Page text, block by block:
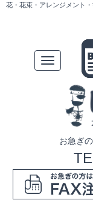
花・花束・アレンジメント
Toggle
navigation
お急ぎ